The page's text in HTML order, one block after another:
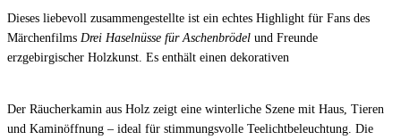
Dieses liebevoll zusammengestellte ist ein echtes Highlight für Fans des
Märchenfilms Drei Haselnüsse für Aschenbrödel und Freunde
erzgebirgischer Holzkunst. Es enthält einen dekorativen
Der Räucherkamin aus Holz zeigt eine winterliche Szene mit Haus, Tieren
und Kaminöffnung – ideal für stimmungsvolle Teelichtbeleuchtung. Die